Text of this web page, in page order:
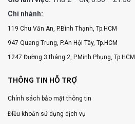
Chi nhánh:
119 Chu Văn An, P.Bình Thạnh, Tp.HCM
947 Quang Trung, P.An Hội Tây, Tp.HCM
1247 Đường 3 tháng 2, P.Minh Phụng, Tp.HCM
THÔNG TIN HỖ TRỢ
Chính sách bảo mật thông tin
Điều khoản sử dụng dịch vụ